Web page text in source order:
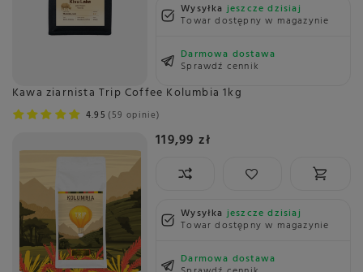
Wysyłkajeszcze dzisiaj
Towar dostępny w magazynie
Darmowa dostawa
Sprawdź cennik
Kawa ziarnista Trip Coffee Kolumbia 1kg
4.95 59 opinie
119,99 zł
Wysyłkajeszcze dzisiaj
Towar dostępny w magazynie
Darmowa dostawa